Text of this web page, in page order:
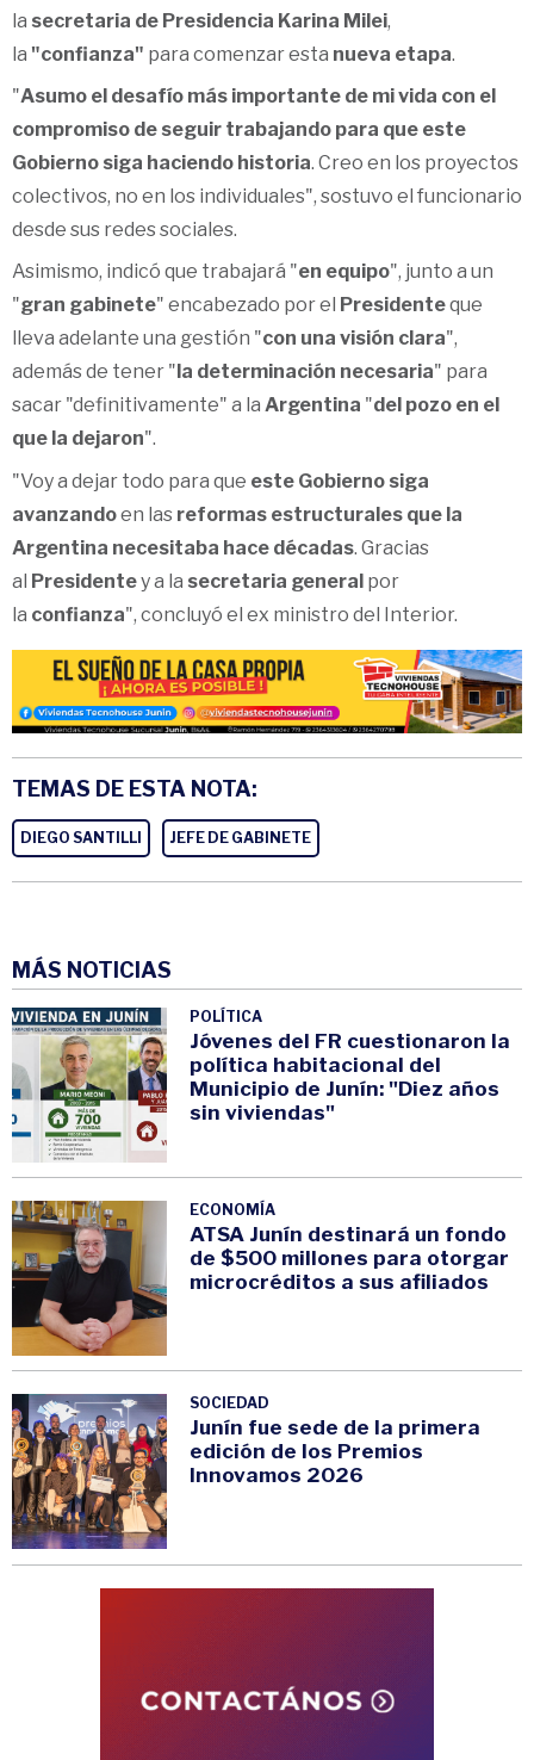
la secretaria de Presidencia Karina Milei,
la "confianza" para comenzar esta nueva etapa.
"Asumo el desafío más importante de mi vida con el
compromiso de seguir trabajando para que este
Gobierno siga haciendo historia. Creo en los proyectos
colectivos, no en los individuales", sostuvo el funcionario
desde sus redes sociales.
Asimismo, indicó que trabajará "en equipo", junto a un
"gran gabinete" encabezado por el Presidenteque
lleva adelante una gestión "con una visión clara",
además de tener " la determinación necesaria" para
sacar "definitivamente" a la Argentina "del pozo en el
que la dejaron".
"Voy a dejar todo para que este Gobierno siga
avanzandoen las reformas estructurales que la
Argentina necesitaba hace décadas. Gracias
al Presidentey a la secretaria general por
la confianza", concluyó el ex ministro del Interior.
TEMAS DE ESTA NOTA:
DIEGO SANTILLI JEFE DE GABINETE
MÁS NOTICIAS
POLÍTICA
Jóvenes del FR cuestionaron la
política habitacional del
Municipio de Junín: "Diez años
sin viviendas"
ECONOMÍA
ATSA Junín destinará un fondo
de $500 millones para otorgar
microcréditos a sus afiliados
SOCIEDAD
Junín fue sede de la primera
edición de los Premios
Innovamos 2026